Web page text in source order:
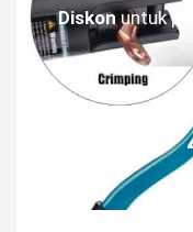
Diskonuntuk